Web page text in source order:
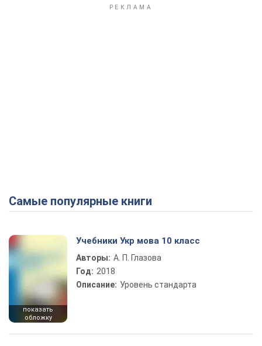
Самые популярные книги
показать
обложку
Учебники Укр мова 10 класс
Авторы: А. П. Глазова
Год: 2018
Описание: Уровень стандарта